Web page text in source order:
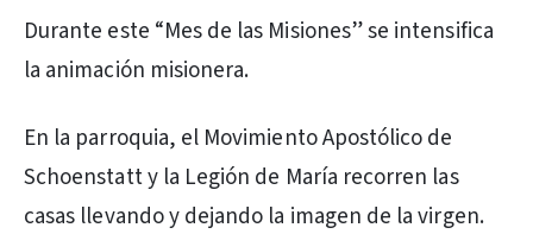
Durante este “Mes de las Misiones” se intensifica
la animación misionera.
En la parroquia, el Movimiento Apostólico de
Schoenstatt y la Legión de María recorren las
casas llevando y dejando la imagen de la virgen.